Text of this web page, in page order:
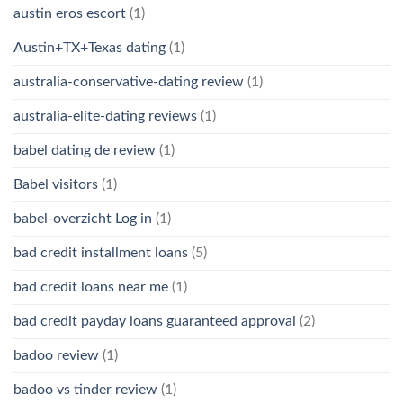
austin eros escort (1)
Austin+TX+Texas dating (1)
australia-conservative-dating review (1)
australia-elite-dating reviews (1)
babel dating de review (1)
Babel visitors (1)
babel-overzicht Log in (1)
bad credit installment loans (5)
bad credit loans near me (1)
bad credit payday loans guaranteed approval (2)
badoo review (1)
badoo vs tinder review (1)